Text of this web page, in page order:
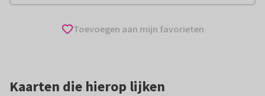
Toevoegen aan mijn favorieten
Kaarten die hierop lijken